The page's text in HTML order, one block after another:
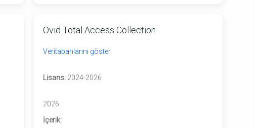
Ovid Total Access Collection
Veritabanlarını göster
Lisans:2024-2026
2026
İçerik: